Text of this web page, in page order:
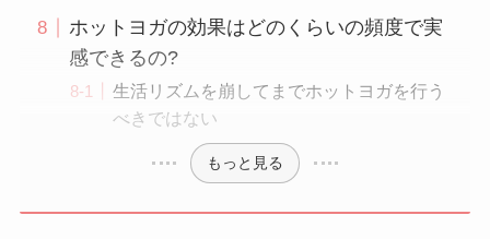
ホットヨガの効果はどのくらいの頻度で実
感できるの?
生活リズムを崩してまでホットヨガを行う
べきではない
もっと見る